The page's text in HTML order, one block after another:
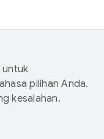
untuk
pilihan Anda.
kesalahan.